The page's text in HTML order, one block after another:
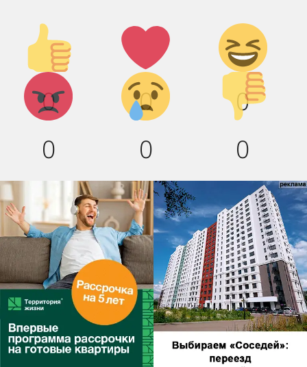
Палец
вверх!
0
Лайк!
0
Дикий
смех!
0
Агрессия!
0
Грусть :
(
0
Палец
вниз!
0